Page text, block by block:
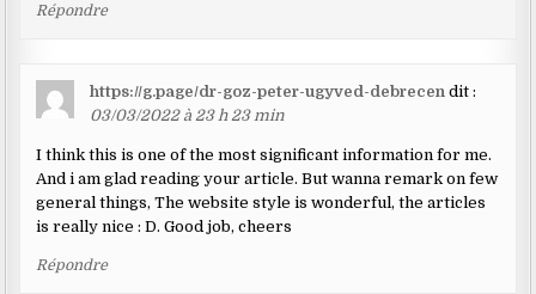
Répondre
https://g.page/dr-goz-peter-ugyved-debrecen dit :
03/03/2022 à 23 h 23 min
I think this is one of the most significant information for me.
And i am glad reading your article. But wanna remark on few
general things, The website style is wonderful, the articles
is really nice : D. Good job, cheers
Répondre